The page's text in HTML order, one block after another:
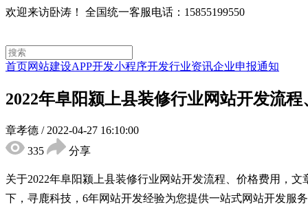
欢迎来访卧涛！ 全国统一客服电话：15855199550
首页网站建设APP开发小程序开发行业资讯企业申报通知
2022年阜阳颍上县装修行业网站开发流
章孝德 / 2022-04-27 16:10:00
335
分享
关于2022年阜阳颍上县装修行业网站开发流程、价格费用，
下，寻鹿科技，6年网站开发经验为您提供一站式网站开发服